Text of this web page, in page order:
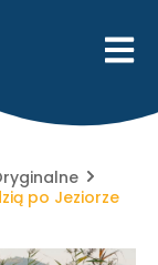
po Jeziorze